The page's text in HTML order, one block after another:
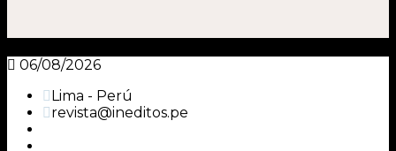
06/08/2026
Lima - Perú
revista@ineditos.pe